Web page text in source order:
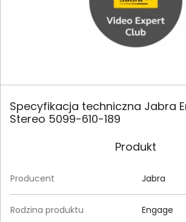
Specyfikacja techniczna Jabra
Stereo 5099-610-189
Produkt
Producent Jabra
Rodzina produktu Engage